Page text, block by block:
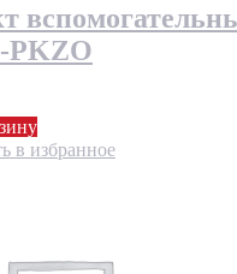
PKZO
в избранное